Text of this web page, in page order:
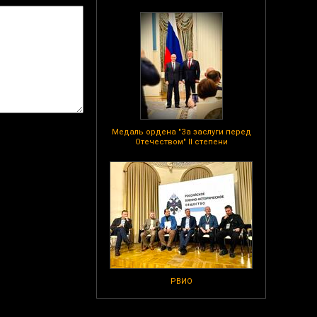
Медаль ордена "За заслуги перед
Отечеством" II степени
РВИО